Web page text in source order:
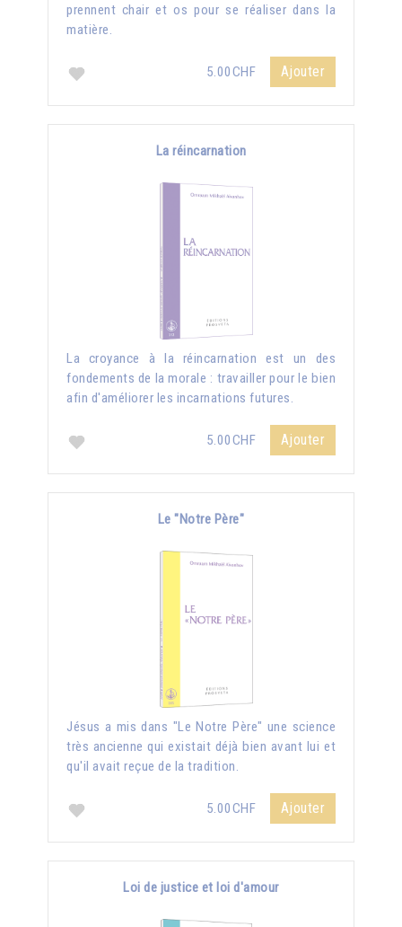
prennent chair et os pour se réaliser dans la
matière.
5.00CHF Ajouter
La réincarnation
La croyance à la réincarnation est un des
fondements de la morale : travailler pour le bien
afin d'améliorer les incarnations futures.
5.00CHF Ajouter
Le "Notre Père"
Jésus a mis dans "Le Notre Père" une science
très ancienne qui existait déjà bien avant lui et
qu'il avait reçue de la tradition.
5.00CHF Ajouter
Loi de justice et loi d'amour